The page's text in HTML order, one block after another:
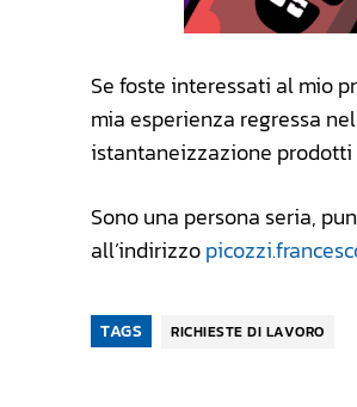
Se foste interessati al mio
mia esperienza regressa
istantaneizzazione
Sono una persona seria,
all’indirizzo
TAGS RICHIESTE DI LAVORO